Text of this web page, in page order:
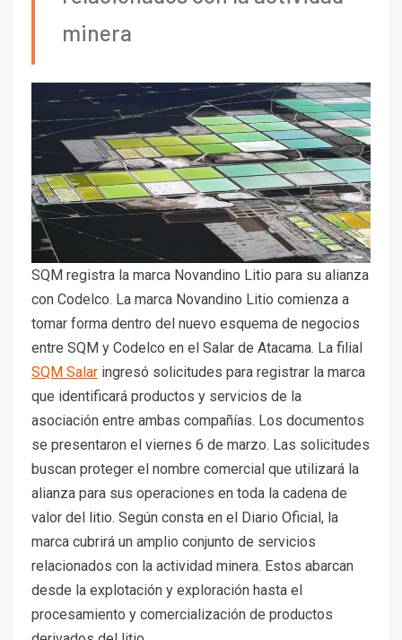
minera
SQM registra la marca Novandino Litio para su alianza
con Codelco. La marca Novandino Litio comienza a
tomar forma dentro del nuevo esquema de negocios
entre SQM y Codelco en el Salar de Atacama. La filial
SQM Salar ingresó solicitudes para registrar la marca
que identificará productos y servicios de la
asociación entre ambas compañías. Los documentos
se presentaron el viernes 6 de marzo. Las solicitudes
buscan proteger el nombre comercial que utilizará la
alianza para sus operaciones en toda la cadena de
valor del litio. Según consta en el Diario Oficial, la
marca cubrirá un amplio conjunto de servicios
relacionados con la actividad minera. Estos abarcan
desde la explotación y exploración hasta el
procesamiento y comercialización de productos